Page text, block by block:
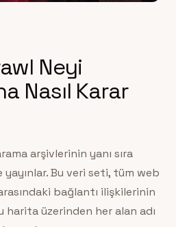
Neyi
Nasıl Karar
arşivlerinin yanı sıra
Bu veri seti, tüm web
bağlantı ilişkilerinin
harita üzerinden her alan adı